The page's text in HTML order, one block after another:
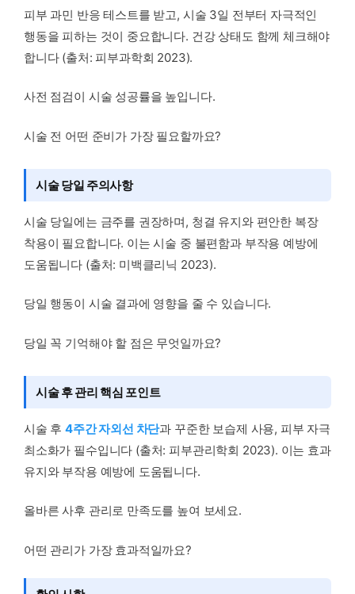
피부 과민 반응 테스트를 받고, 시술 3일 전부터 자극적인
행동을 피하는 것이 중요합니다. 건강 상태도 함께 체크해야
합니다 (출처: 피부과학회 2023).
사전 점검이 시술 성공률을 높입니다.
시술 전 어떤 준비가 가장 필요할까요?
시술 당일 주의사항
시술 당일에는 금주를 권장하며, 청결 유지와 편안한 복장
착용이 필요합니다. 이는 시술 중 불편함과 부작용 예방에
도움됩니다 (출처: 미백클리닉 2023).
당일 행동이 시술 결과에 영향을 줄 수 있습니다.
당일 꼭 기억해야 할 점은 무엇일까요?
시술 후 관리 핵심 포인트
시술 후4주간 자외선 차단과 꾸준한 보습제 사용, 피부 자극
최소화가 필수입니다 (출처: 피부관리학회 2023). 이는 효과
유지와 부작용 예방에 도움됩니다.
올바른 사후 관리로 만족도를 높여 보세요.
어떤 관리가 가장 효과적일까요?